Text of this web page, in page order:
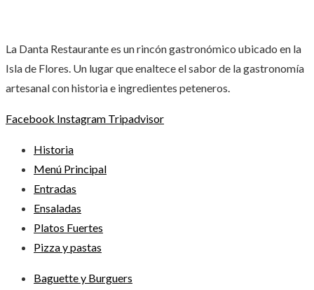
La Danta Restaurante es un rincón gastronómico ubicado en la
Isla de Flores. Un lugar que enaltece el sabor de la gastronomía
artesanal con historia e ingredientes peteneros.
Facebook Instagram Tripadvisor
Historia
Menú Principal
Entradas
Ensaladas
Platos Fuertes
Pizza y pastas
Baguette y Burguers